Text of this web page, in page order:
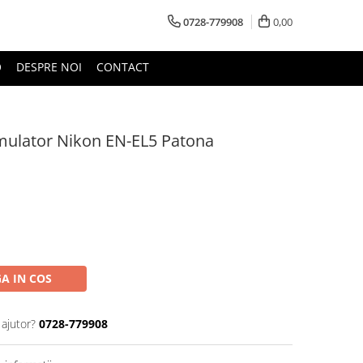
0728-779908 0,00
DESPRE NOI CONTACT
Nikon EN-EL5 Patona
IN COS
0728-779908